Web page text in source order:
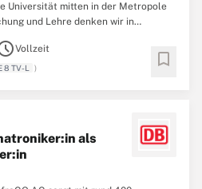
Universität mitten in der Metropole
und Lehre denken wir in
und engagieren uns für
Namen verdient. ...
Vollzeit
8 TV-L ) bookmark
als